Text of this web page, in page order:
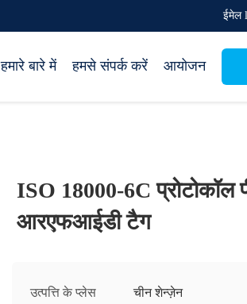
ईमेल
हमारे बारे में हमसे संपर्क करें आयोजन
ISO 18000-6C प्रोटोकॉल
आरएफआईडी टैग
उत्पत्ति के प्लेस चीन शेन्ज़ेन